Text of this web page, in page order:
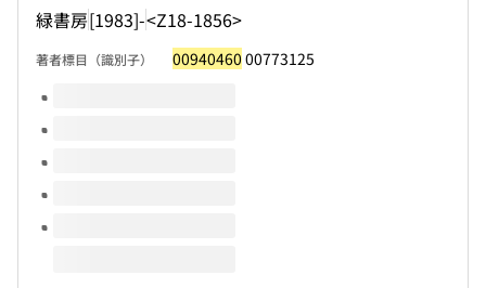
緑書房[1983]-<Z18-1856>
著者標目（識別子） 00940460 00773125
このタイトルの巻号